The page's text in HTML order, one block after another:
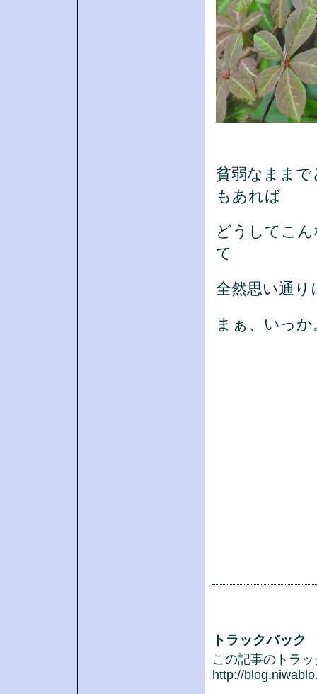
貧弱なまま
もあれば
どうしてこ
て
全然思い通り
まぁ、いっか
トラックバック
この記事のトラ
http://